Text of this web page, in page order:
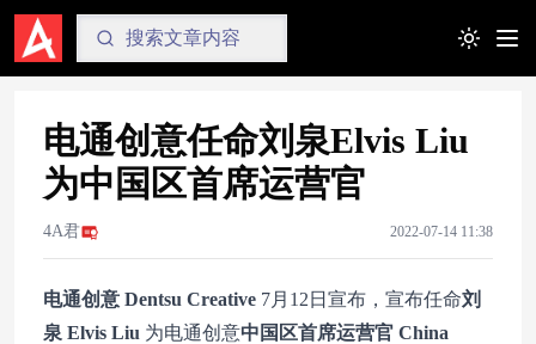
Toggle
电通创意任命刘泉Elvis Liu
为中国区首席运营官
4A君 2022-07-14 11:38
电通创意 Dentsu Creative 7月12日宣布，宣布任命刘
泉 Elvis Liu 为电通创意中国区首席运营官 China